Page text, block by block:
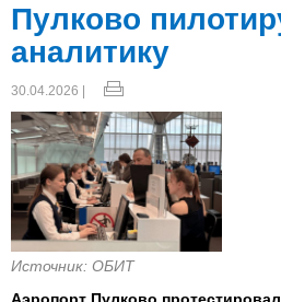
Пулково
аналитику
30.04.2026 |
Источник: ОБИТ